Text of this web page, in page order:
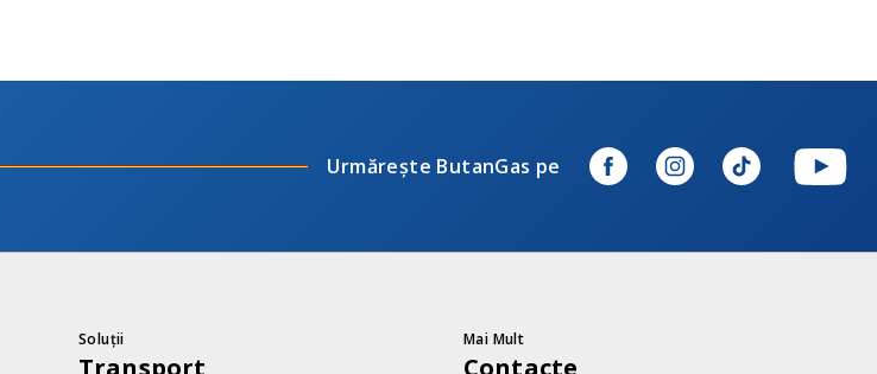
Urmărește ButanGas pe
Soluții
Transport
Mai Mult
Contacte